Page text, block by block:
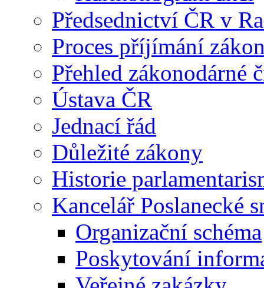
Předsednictví ČR v
Proces příjímání
Přehled zákonodárné
Ústava ČR
Jednací řád
Důležité zákony
Historie
Kancelář Poslanecké
Organizační schéma
Poskytování